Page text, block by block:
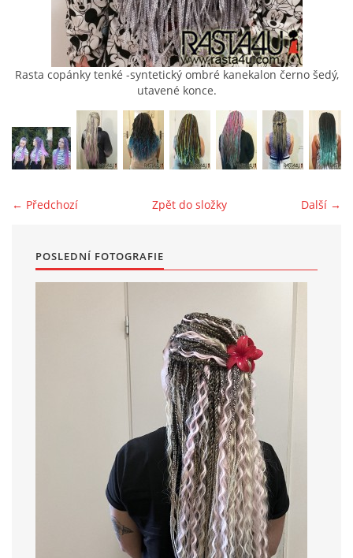
© 2026 eStránky.cz |Tisk|Aktualizováno: 4. 8. 2026|Nahoru ↑
Rasta copánky tenké -syntetický ombré kanekalon černo šedý,
utavené konce.
← Předchozí Další →
Zpět do složky
POSLEDNÍ FOTOGRAFIE